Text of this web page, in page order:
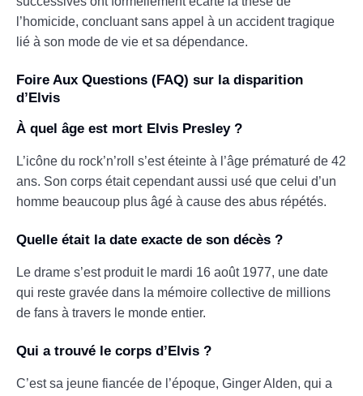
l’homicide, concluant sans appel à un accident tragique
lié à son mode de vie et sa dépendance.
Foire Aux Questions (FAQ) sur la disparition
d’Elvis
À quel âge est mort Elvis Presley ?
L’icône du rock’n’roll s’est éteinte à l’âge prématuré de 42
ans. Son corps était cependant aussi usé que celui d’un
homme beaucoup plus âgé à cause des abus répétés.
Quelle était la date exacte de son décès ?
Le drame s’est produit le mardi 16 août 1977, une date
qui reste gravée dans la mémoire collective de millions
de fans à travers le monde entier.
Qui a trouvé le corps d’Elvis ?
C’est sa jeune fiancée de l’époque, Ginger Alden, qui a